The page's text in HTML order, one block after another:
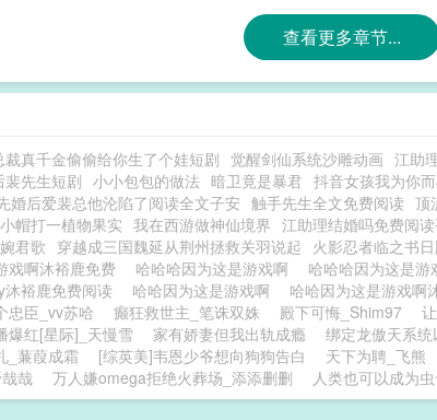
查看更多章节...
裁真千金偷偷给你生了个娃短剧 觉醒剑仙系统沙雕动画 江助
裴先生短剧 小小包包的做法 暗卫竟是暴君 抖音女孩我为你
婚后爱裴总他沦陷了阅读全文子安 触手先生全文免费阅读 顶
帽打一植物果实 我在西游做神仙境界 江助理结婚吗免费阅
婉君歌 穿越成三国魏延从荆州拯救关羽说起 火影忍者临之书
戏啊沐裕鹿免费 哈哈哈因为这是游戏啊 哈哈哈因为这是游
裕鹿免费阅读
哈哈因为这是游戏啊 哈哈因为这是游戏啊
忠臣_vv苏哈 癫狂救世主_笔诛双姝 殿下可悔_Shim97
爆红[星际]_天慢雪 家有娇妻但我出轨成瘾 绑定龙傲天系
_蒹葭成霜 [综英美]韦恩少爷想向狗狗告白 天下为聘_飞熊
哉 万人嫌omega拒绝火葬场_添添删删 人类也可以成为